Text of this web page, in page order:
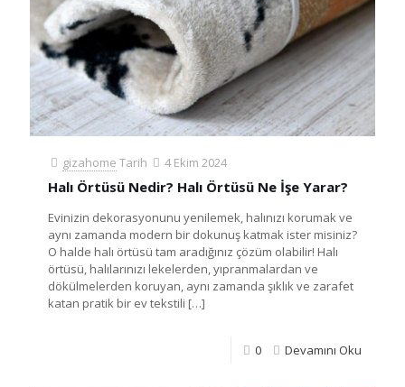
gizahome Tarih 4 Ekim 2024
Halı Örtüsü Nedir? Halı Örtüsü Ne İşe Yarar?
Evinizin dekorasyonunu yenilemek, halınızı korumak ve
aynı zamanda modern bir dokunuş katmak ister misiniz?
O halde halı örtüsü tam aradığınız çözüm olabilir! Halı
örtüsü, halılarınızı lekelerden, yıpranmalardan ve
dökülmelerden koruyan, aynı zamanda şıklık ve zarafet
katan pratik bir ev tekstili […]
0 Devamını Oku